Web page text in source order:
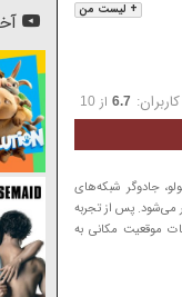
+ لیست من
6.7 از 10
جادوگر شبکه‌های
می‌شود. پس از تجربه
موقعیت مکانی به